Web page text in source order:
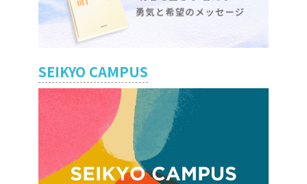
SEIKYO CAMPUS